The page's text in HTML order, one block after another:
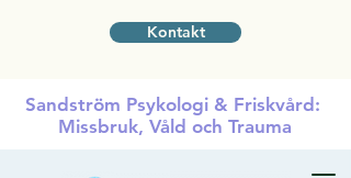
Sandström Psykologi & Friskvård:
Missbruk, Våld och Trauma
Kontakt